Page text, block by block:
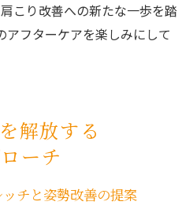
こり改善への新たな一歩を踏
フターケアを楽しみにして
解放する
ーチ
チと姿勢改善の提案